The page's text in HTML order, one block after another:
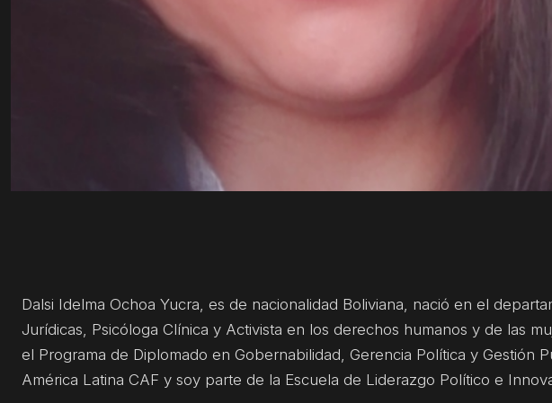
Dalsi Idelma Ochoa Yucra, es de nacionalidad Boliviana, nació en el
Jurídicas, Psicóloga Clínica y Activista en los derechos humanos y de las
el Programa de Diplomado en Gobernabilidad, Gerencia Política y Gestión
América Latina CAF y soy parte de la Escuela de Liderazgo Político e